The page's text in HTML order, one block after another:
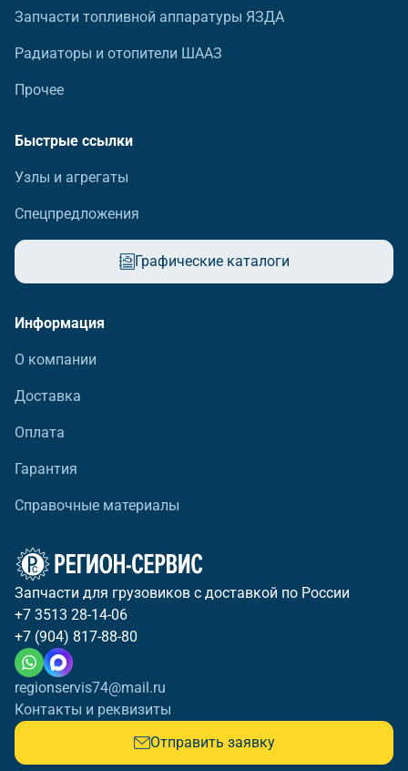
Запчасти топливной аппаратуры ЯЗДА
Радиаторы и отопители ШААЗ
Прочее
Быстрые ссылки
Узлы и агрегаты
Спецпредложения
Графические каталоги
Информация
О компании
Доставка
Оплата
Гарантия
Справочные материалы
Запчасти для грузовиков с доставкой по России
+7 3513 28-14-06
+7 (904) 817-88-80
regionservis74@mail.ru
Контакты и реквизиты
Отправить заявку